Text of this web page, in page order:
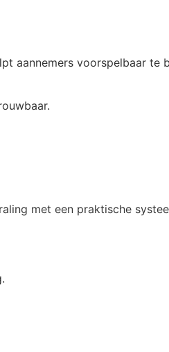
aannemers voorspelbaar
met een praktische